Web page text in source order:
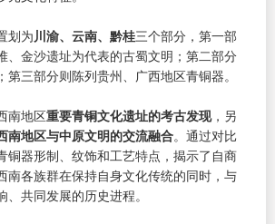
划为川渝、云南、黔桂三个部分，第一部
、金沙遗址为代表的古蜀文明；第二部分
第三部分则陈列贵州、广西地区青铜器。
南地区重要青铜文化遗址的考古发现，另
南地区与中原文明的交流融合。通过对比
铜器形制、纹饰和工艺特点，揭示了自商
南各族群在保持自身文化传统的同时，与
共同发展的历史进程。